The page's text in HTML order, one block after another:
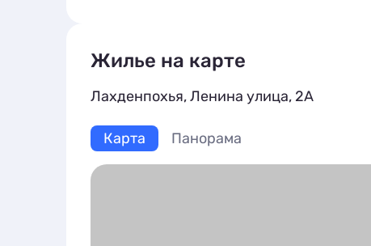
Жилье на карте
Лахденпохья, Ленина улица, 2А
Карта Панорама